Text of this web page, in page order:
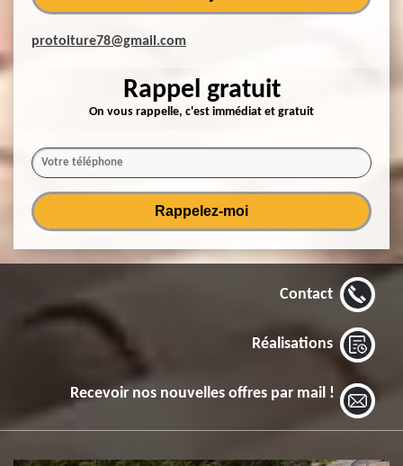
protoiture78@gmail.com
Rappel gratuit
On vous rappelle, c'est immédiat et gratuit
Contact
Réalisations
Recevoir nos nouvelles offres par mail !